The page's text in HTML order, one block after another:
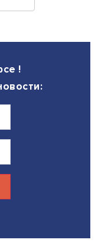
37 лет — с
на юго-востоке
данные
— отметила